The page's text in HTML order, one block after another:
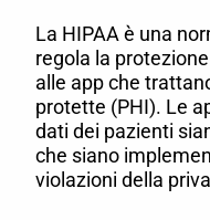
La HIPAA è una
regola la
alle app che
protette (PHI). Le
dati dei pazienti
che siano
violazioni della